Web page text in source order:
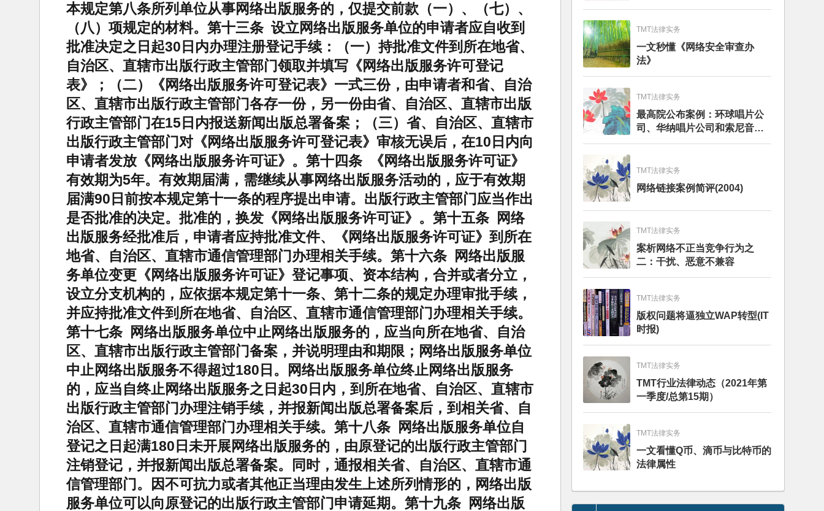
本规定第八条所列单位从事网络出版服务的，仅提交前款（一）、（七）、
（八）项规定的材料。第十三条 设立网络出版服务单位的申请者应自收到
批准决定之日起30日内办理注册登记手续：（一）持批准文件到所在地省、
自治区、直辖市出版行政主管部门领取并填写《网络出版服务许可登记
表》；（二）《网络出版服务许可登记表》一式三份，由申请者和省、自治
区、直辖市出版行政主管部门各存一份，另一份由省、自治区、直辖市出版
行政主管部门在15日内报送新闻出版总署备案；（三）省、自治区、直辖市
出版行政主管部门对《网络出版服务许可登记表》审核无误后，在10日内向
申请者发放《网络出版服务许可证》。第十四条 《网络出版服务许可证》
有效期为5年。有效期届满，需继续从事网络出版服务活动的，应于有效期
届满90日前按本规定第十一条的程序提出申请。出版行政主管部门应当作出
是否批准的决定。批准的，换发《网络出版服务许可证》。第十五条 网络
出版服务经批准后，申请者应持批准文件、《网络出版服务许可证》到所在
地省、自治区、直辖市通信管理部门办理相关手续。第十六条 网络出版服
务单位变更《网络出版服务许可证》登记事项、资本结构，合并或者分立，
设立分支机构的，应依据本规定第十一条、第十二条的规定办理审批手续，
并应持批准文件到所在地省、自治区、直辖市通信管理部门办理相关手续。
第十七条 网络出版服务单位中止网络出版服务的，应当向所在地省、自治
区、直辖市出版行政主管部门备案，并说明理由和期限；网络出版服务单位
中止网络出版服务不得超过180日。网络出版服务单位终止网络出版服务
的，应当自终止网络出版服务之日起30日内，到所在地省、自治区、直辖市
出版行政主管部门办理注销手续，并报新闻出版总署备案后，到相关省、自
治区、直辖市通信管理部门办理相关手续。第十八条 网络出版服务单位自
登记之日起满180日未开展网络出版服务的，由原登记的出版行政主管部门
注销登记，并报新闻出版总署备案。同时，通报相关省、自治区、直辖市通
信管理部门。因不可抗力或者其他正当理由发生上述所列情形的，网络出版
服务单位可以向原登记的出版行政主管部门申请延期。第十九条 网络出版
TMT法律实务
一文秒懂《网络安全审查办
法》
TMT法律实务
最高院公布案例：环球唱片公
司、华纳唱片公司和索尼音乐
娱乐公司与百度公司侵犯著作
TMT法律实务
网络链接案例简评(2004)
TMT法律实务
案析网络不正当竞争行为之
二：干扰、恶意不兼容
TMT法律实务
版权问题将逼独立WAP转型(IT
时报)
TMT法律实务
TMT行业法律动态（2021年第
一季度/总第15期）
TMT法律实务
一文看懂Q币、滴币与比特币的
法律属性